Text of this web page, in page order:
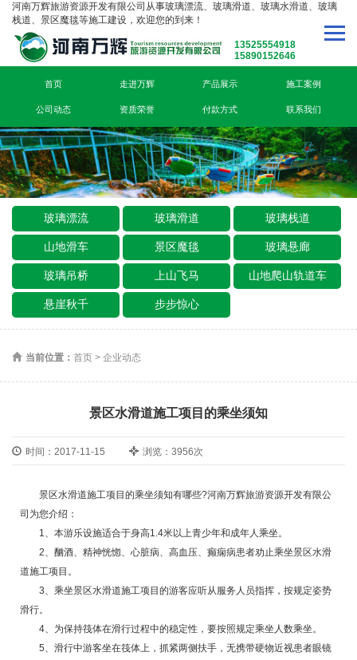
河南万辉旅游资源开发有限公司从事玻璃漂流、玻璃滑道、玻璃水滑道、玻璃
栈道、景区魔毯等施工建设，欢迎您的到来！
13525554918
15890152646
首页 走进万辉 产品展示 施工案例
公司动态 资质荣誉 付款方式 联系我们
玻璃漂流 玻璃滑道 玻璃栈道
山地滑车 景区魔毯 玻璃悬廊
玻璃吊桥 上山飞马 山地爬山轨道车
悬崖秋千 步步惊心
当前位置： 首页 > 企业动态
景区水滑道施工项目的乘坐须知
时间：2017-11-15 浏览：3956次
景区水滑道施工项目的乘坐须知有哪些?河南万辉旅游资源开发有限公
司为您介绍：
1、本游乐设施适合于身高1.4米以上青少年和成年人乘坐。
2、酗酒、精神恍惚、心脏病、高血压、癫痫病患者劝止乘坐景区水滑
道施工项目。
3、乘坐景区水滑道施工项目的游客应听从服务人员指挥，按规定姿势
滑行。
4、为保持筏体在滑行过程中的稳定性，要按照规定乘坐人数乘坐。
5、滑行中游客坐在筏体上，抓紧两侧扶手，无携带硬物近视患者眼镜